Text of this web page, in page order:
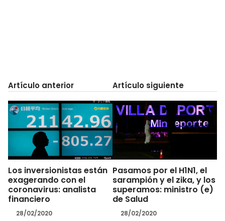
Artículo anterior
Los inversionistas están
exagerando con el
coronavirus: analista
financiero
28/02/2020
Artículo siguiente
Pasamos por el H1N1, el
sarampión y el zika, y los
superamos: ministro (e)
de Salud
28/02/2020